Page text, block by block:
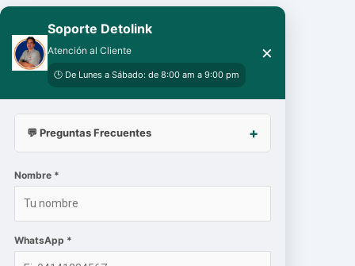
-
f
m
Soporte Detolink
Atención al Cliente
🕒 De Lunes a Sábado: de 8:00 am a 9:00 pm
×
💬 Preguntas Frecuentes
Nombre *
WhatsApp *